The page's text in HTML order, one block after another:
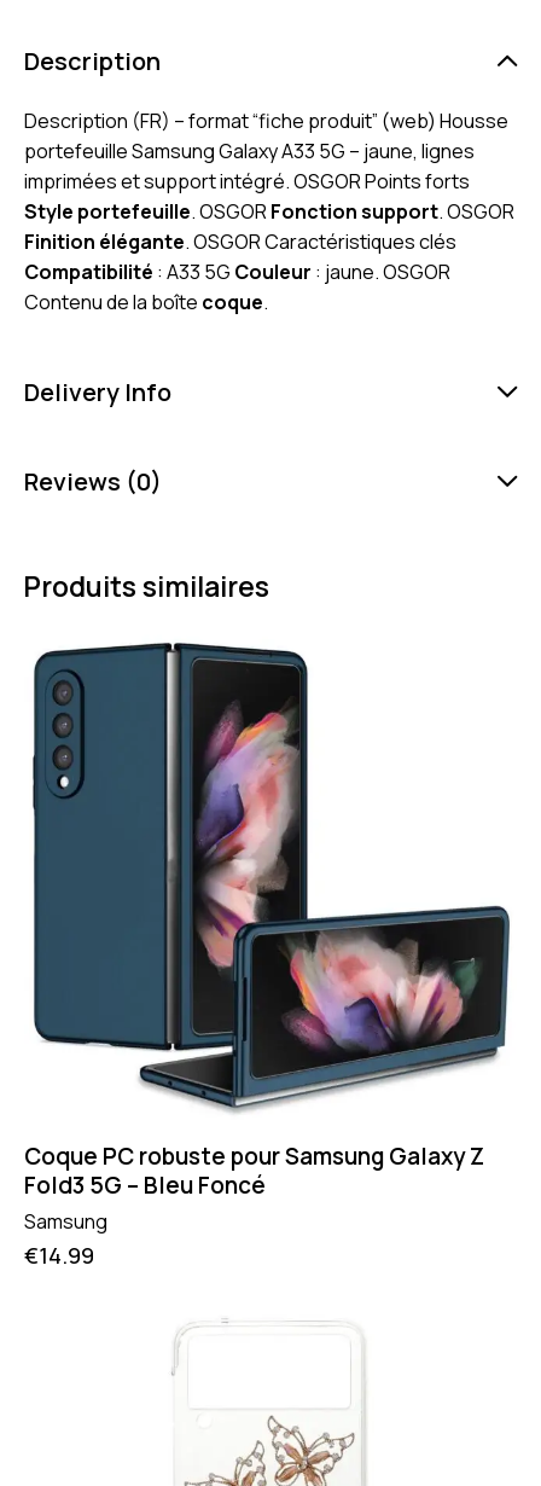
Description
Description (FR) – format “fiche produit” (web) Housse
portefeuille Samsung Galaxy A33 5G – jaune, lignes
imprimées et support intégré. OSGOR Points forts
Style portefeuille. OSGORFonction support. OSGOR
Finition élégante. OSGOR Caractéristiques clés
Compatibilité : A33 5G Couleur : jaune. OSGOR
Contenu de la boîte coque.
Delivery Info
Reviews (0)
Produits similaires
Coque PC robuste pour Samsung Galaxy Z
Fold3 5G – Bleu Foncé
Samsung
€14.99